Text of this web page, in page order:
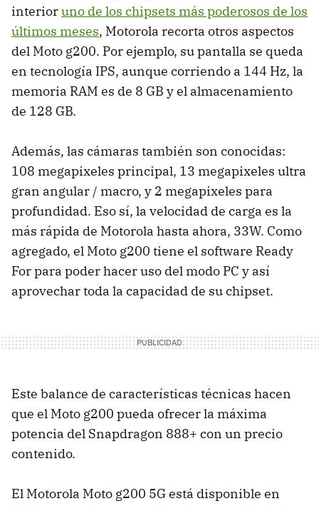
interioruno de los chipsets más poderosos de los
últimos meses, Motorola recorta otros aspectos
del Moto g200. Por ejemplo, su pantalla se queda
en tecnología IPS, aunque corriendo a 144 Hz, la
memoria RAM es de 8 GB y el almacenamiento
de 128 GB.
Además, las cámaras también son conocidas:
108 megapixeles principal, 13 megapixeles ultra
gran angular / macro, y 2 megapixeles para
profundidad. Eso sí, la velocidad de carga es la
más rápida de Motorola hasta ahora, 33W. Como
agregado, el Moto g200 tiene el software Ready
For para poder hacer uso del modo PC y así
aprovechar toda la capacidad de su chipset.
Este balance de características técnicas hacen
que el Moto g200 pueda ofrecer la máxima
potencia del Snapdragon 888+ con un precio
contenido.
El Motorola Moto g200 5G está disponible en